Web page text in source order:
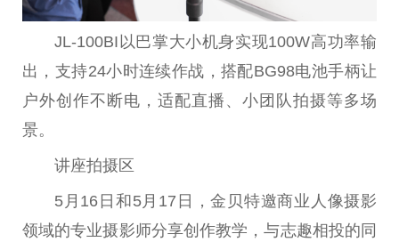
JL-100BI以巴掌大小机身实现100W高功率输
出，支持24小时连续作战，搭配BG98电池手柄让
户外创作不断电，适配直播、小团队拍摄等多场
景。
讲座拍摄区
5月16日和5月17日，金贝特邀商业人像摄影
领域的专业摄影师分享创作教学，与志趣相投的同